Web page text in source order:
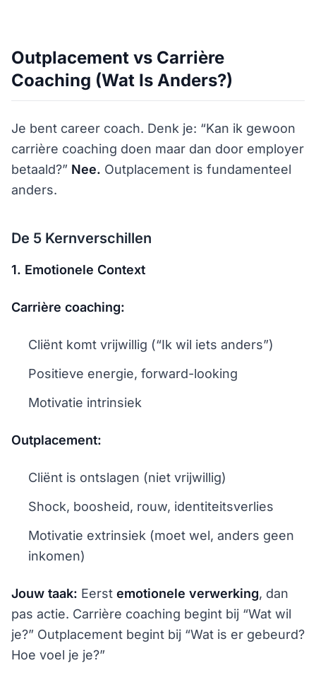
Outplacement vs Carrière
Coaching (Wat Is Anders?)
Je bent career coach. Denk je: “Kan ik gewoon
carrière coaching doen maar dan door employer
betaald?” Nee. Outplacement is fundamenteel
anders.
De 5 Kernverschillen
1. Emotionele Context
Carrière coaching:
Cliënt komt vrijwillig (“Ik wil iets anders”)
Positieve energie, forward-looking
Motivatie intrinsiek
Outplacement:
Cliënt is ontslagen (niet vrijwillig)
Shock, boosheid, rouw, identiteitsverlies
Motivatie extrinsiek (moet wel, anders geen
inkomen)
Jouw taak: Eerst emotionele verwerking, dan
pas actie. Carrière coaching begint bij “Wat wil
je?” Outplacement begint bij “Wat is er gebeurd?
Hoe voel je je?”